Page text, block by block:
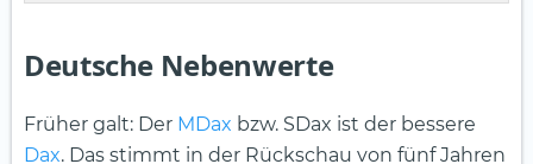
Deutsche Nebenwerte
Früher galt: Der MDax bzw. SDax ist der bessere
Dax. Das stimmt in der Rückschau von fünf Jahren